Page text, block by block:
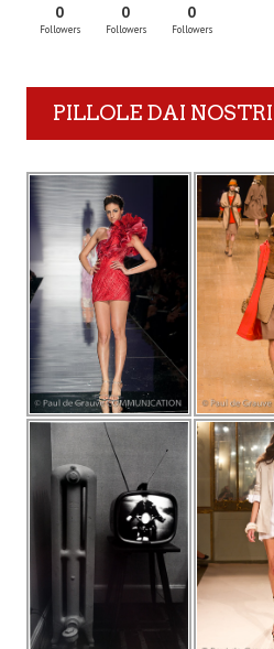
0
Followers
0
Followers
0
Followers
PILLOLE DAI